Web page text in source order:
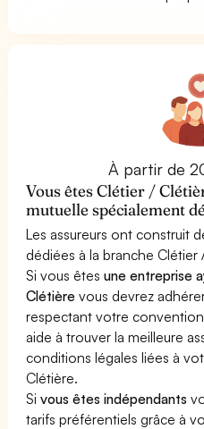
À partir de
Vous êtes Clétier /
mutuelle spécialement
Les assureurs ont construit
dédiées à la branche Clétier
Si vous êtesune entreprise
Clétière vous devrez
respectant votre
aide à trouver la meilleure
conditions légales liées à
Clétière.
Sivous êtes indépendants
tarifs préférentiels grâce à